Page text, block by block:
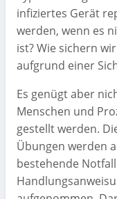
infiziertes Gerät
werden, wenn es
ist? Wie sichern
aufgrund einer
Es genügt aber
Menschen und
gestellt werden.
Übungen werden
bestehende